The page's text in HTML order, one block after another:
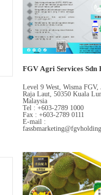
FGV Agri Services Sdn
Level 9 West, Wisma FGV,
Raja Laut, 50350 Kuala
Malaysia
Tel : +603-2789 1000
Fax : +603-2789 0111
E-mail :